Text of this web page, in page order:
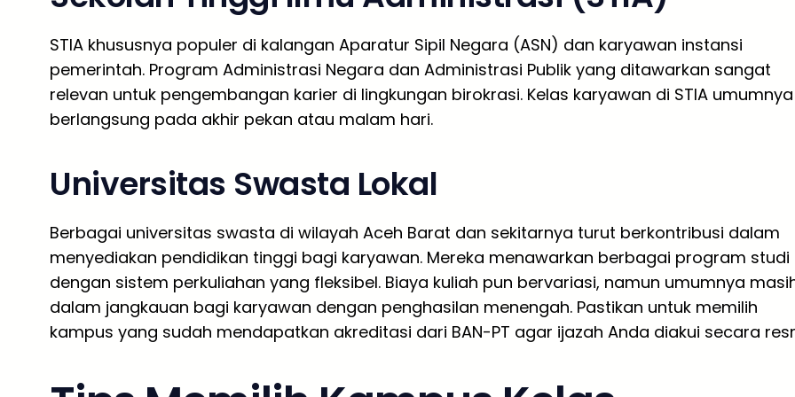
STIA khususnya populer di kalangan Aparatur Sipil Negara (ASN) dan karyawan instansi
pemerintah. Program Administrasi Negara dan Administrasi Publik yang ditawarkan sangat
relevan untuk pengembangan karier di lingkungan birokrasi. Kelas karyawan di STIA umumnya
berlangsung pada akhir pekan atau malam hari.
Universitas Swasta Lokal
Berbagai universitas swasta di wilayah Aceh Barat dan sekitarnya turut berkontribusi dalam
menyediakan pendidikan tinggi bagi karyawan. Mereka menawarkan berbagai program studi
dengan sistem perkuliahan yang fleksibel. Biaya kuliah pun bervariasi, namun umumnya
dalam jangkauan bagi karyawan dengan penghasilan menengah. Pastikan untuk memilih
kampus yang sudah mendapatkan akreditasi dari BAN-PT agar ijazah Anda diakui secara